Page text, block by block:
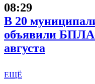
08:29
В 20
объявили
августа
ЕЩЁ